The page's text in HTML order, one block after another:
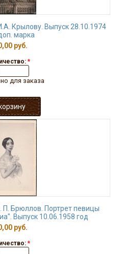
Крылову. Выпуск 28.10.1974
марка
руб.
*
для заказа
П. Брюллов. Портрет певицы
Выпуск 10.06.1958 год
руб.
*